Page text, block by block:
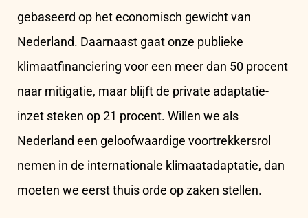
gebaseerd op het economisch gewicht van
Nederland. Daarnaast gaat onze publieke
klimaatfinanciering voor een meer dan 50 procent
naar mitigatie, maar blijft de private adaptatie-
inzet steken op 21 procent. Willen we als
Nederland een geloofwaardige voortrekkersrol
nemen in de internationale klimaatadaptatie, dan
moeten we eerst thuis orde op zaken stellen.